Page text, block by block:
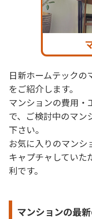
日新ホームテック
をご紹介します。
マンションの費用・
で、ご検討中のマン
下さい。
お気に入りのマンシ
キャプチャしていた
利です。
マンションの最